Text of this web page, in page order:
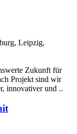
Leipzig,
Zukunft für
Projekt sind wir
innovativer und ..